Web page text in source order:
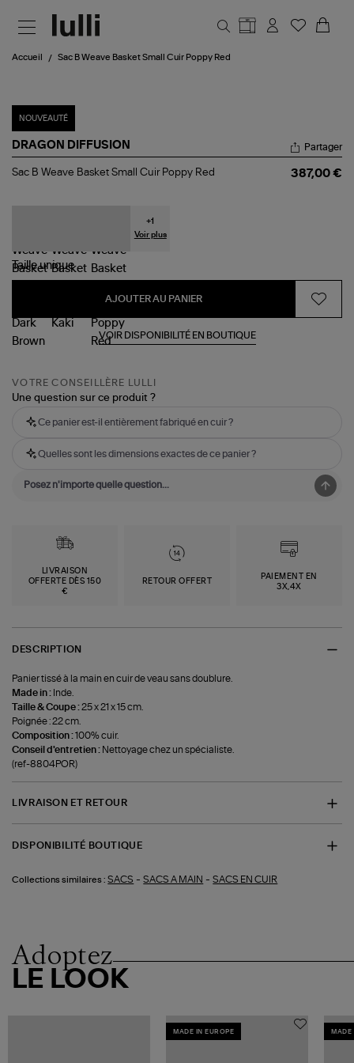
Accueil Sac B Weave Basket Small Cuir Poppy Red
NOUVEAUTÉ
DRAGON DIFFUSION
Sac
Red
Partager
Sac B Weave Basket Small Cuir Poppy Red 387,00 €
+1
Voir plus
Tailleunique
AJOUTER AU PANIER
VOIR DISPONIBILITÉ EN BOUTIQUE
VOTRE CONSEILLÈRE LULLI
Une question sur ce produit ?
Ce panier est-il entièrement fabriqué en cuir ?
Quelles sont les dimensions exactes de ce panier ?
LIVRAISON
OFFERTE DÈS 150
€
RETOUR OFFERT
PAIEMENT EN
3X,4X
DESCRIPTION
Panier tissé à la main en cuir de veau sans doublure.
Made in : Inde.
Taille & Coupe :25 x 21 x 15 cm.
Poignée : 22 cm.
Composition :100% cuir.
Conseil d'entretien : Nettoyage chez un spécialiste.
(ref-8804POR)
LIVRAISON ET RETOUR
DISPONIBILITÉ BOUTIQUE
Collections similaires : SACS -SACS A MAIN -SACS EN CUIR
Adoptez
LE LOOK
MADE IN EUROPE MADE